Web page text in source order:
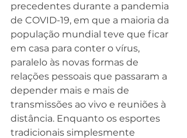
precedentes durante a pandemia
de COVID-19, em que a maioria da
população mundial teve que ficar
em casa para conter o vírus,
paralelo às novas formas de
relações pessoais que passaram a
depender mais e mais de
transmissões ao vivo e reuniões à
distância. Enquanto os esportes
tradicionais simplesmente